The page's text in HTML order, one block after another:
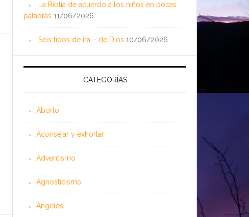
La Biblia de acuerdo a los niños en pocas
palabras 11/06/2026
Seis tipos de ira – de Dios 10/06/2026
CATEGORÍAS
Aborto
Aconsejar y exhortar
Adventismo
Agnosticismo
Ángeles